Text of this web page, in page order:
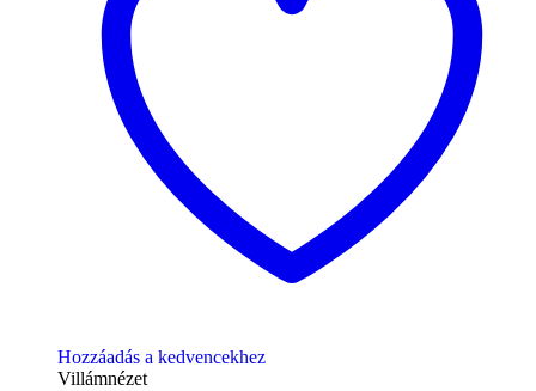
Hozzáadás a kedvencekhez
Villámnézet